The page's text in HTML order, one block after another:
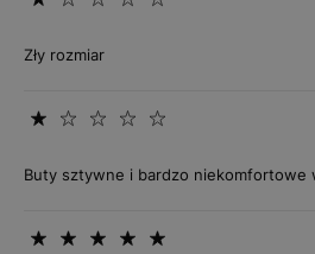
Zły rozmiar
Buty sztywne i bardzo niekomfortowe